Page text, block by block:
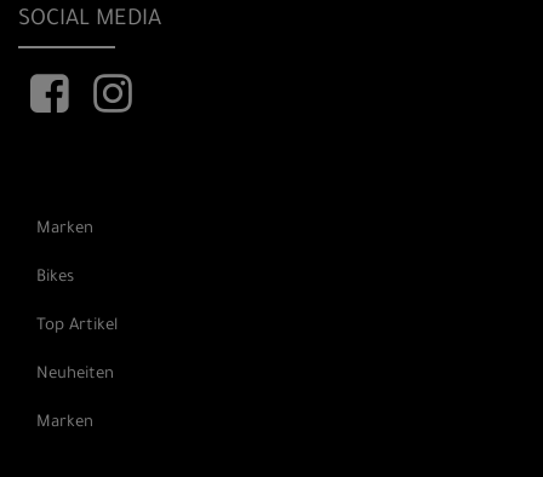
SOCIAL MEDIA
Marken
Bikes
Top Artikel
Neuheiten
Marken